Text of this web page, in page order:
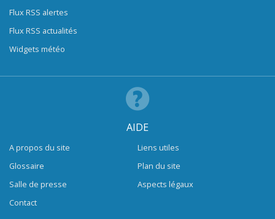
Flux RSS alertes
Flux RSS actualités
Widgets météo
AIDE
A propos du site
Glossaire
Salle de presse
Contact
Liens utiles
Plan du site
Aspects légaux